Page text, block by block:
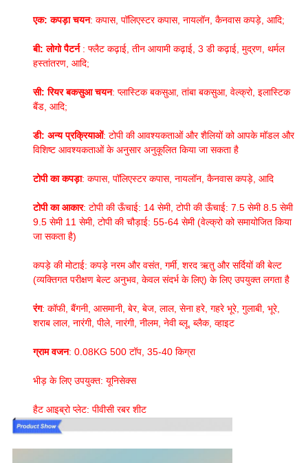
एक: कपड़ा चयन: कपास, पॉलिएस्टर कपास, नायलॉन, कैनवास कपड़े, आदि;
बी: लोगो पैटर्न: फ्लैट कढ़ाई, तीन आयामी कढ़ाई, 3 डी कढ़ाई, मुद्रण, थर्मल
हस्तांतरण, आदि;
सी: रियर बकसुआ चयन: प्लास्टिक बकसुआ, तांबा बकसुआ, वेल्क्रो, इलास्टिक
बैंड, आदि;
डी: अन्य प्रक्रियाओं: टोपी की आवश्यकताओं और शैलियों को आपके मॉडल और
विशिष्ट आवश्यकताओं के अनुसार अनुकूलित किया जा सकता है
टोपी का कपड़ा: कपास, पॉलिएस्टर कपास, नायलॉन, कैनवास कपड़े, आदि
टोपी का आकार: टोपी की ऊँचाई: 14 सेमी, टोपी की ऊँचाई: 7.5 सेमी 8.5 सेमी
9.5 सेमी 11 सेमी, टोपी की चौड़ाई: 55-64 सेमी (वेल्क्रो को समायोजित किया
जा सकता है)
कपड़े की मोटाई: कपड़े नरम और वसंत, गर्मी, शरद ऋतु और सर्दियों की बेल्ट
(व्यक्तिगत परीक्षण बेल्ट अनुभव, केवल संदर्भ के लिए) के लिए उपयुक्त लगता है
रंग: कॉफी, बैंगनी, आसमानी, बेर, बेज, लाल, सेना हरे, गहरे भूरे, गुलाबी, भूरे,
शराब लाल, नारंगी, पीले, नारंगी, नीलम, नेवी ब्लू, ब्लैक, व्हाइट
ग्राम वजन: 0.08KG 500 टॉप, 35-40 किग्रा
भीड़ के लिए उपयुक्त: यूनिसेक्स
हैट आइब्रो प्लेट: पीवीसी रबर शीट